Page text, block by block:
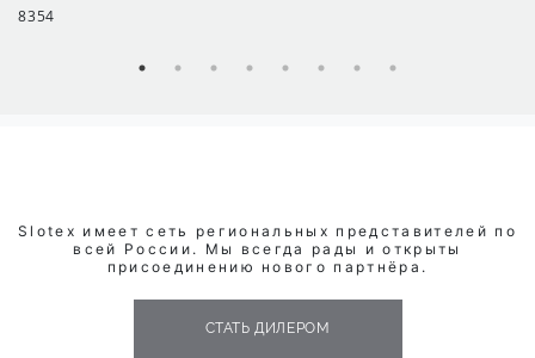
8354
Slotex имеет сеть региональных представителей по
всей России. Мы всегда рады и открыты
присоединению нового партнёра.
СТАТЬ ДИЛЕРОМ